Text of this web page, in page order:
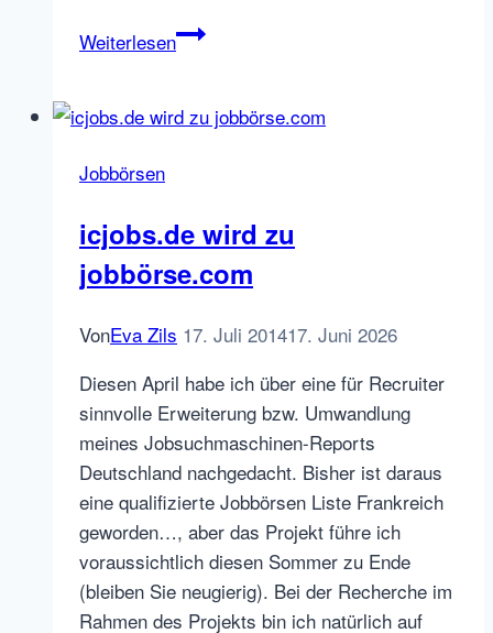
WeiterlesenMonster
–
Jobbörsen
icjobs.de wird zu
jobbörse.com
VonEva Zils 17. Juli 201417. Juni 2026
Diesen April habe ich über eine für Recruiter
sinnvolle Erweiterung bzw. Umwandlung
meines Jobsuchmaschinen-Reports
Deutschland nachgedacht. Bisher ist daraus
eine qualifizierte Jobbörsen Liste Frankreich
geworden…, aber das Projekt führe ich
voraussichtlich diesen Sommer zu Ende
(bleiben Sie neugierig). Bei der Recherche im
Rahmen des Projekts bin ich natürlich auf